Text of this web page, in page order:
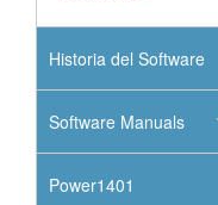
Historia del Software
Software Manuals
Power1401